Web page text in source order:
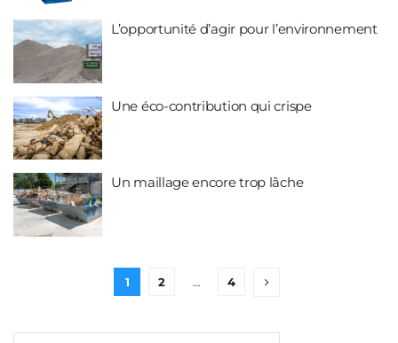
L’opportunité d’agir pour l’environnement
Une éco-contribution qui crispe
Un maillage encore trop lâche
1 2 … 4